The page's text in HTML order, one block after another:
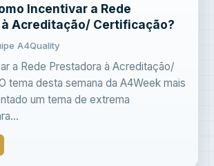
Incentivar a Rede
Acreditação/ Certificação?
A4Quality
a Rede Prestadora à Acreditação/
tema desta semana da A4Week mais
um tema de extrema